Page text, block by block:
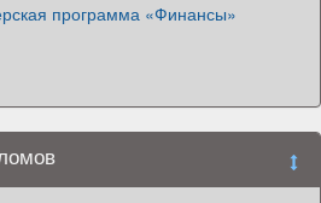
программа «Финансы»